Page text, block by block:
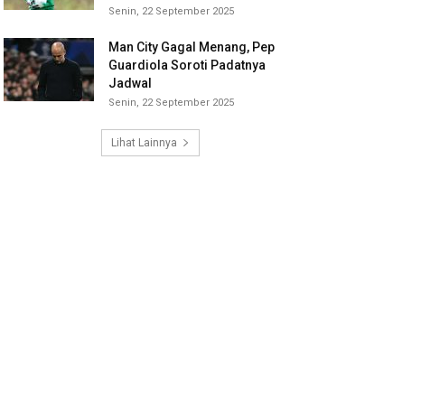
Senin, 22 September 2025
Man City Gagal Menang, Pep
Guardiola Soroti Padatnya
Jadwal
Senin, 22 September 2025
Lihat Lainnya